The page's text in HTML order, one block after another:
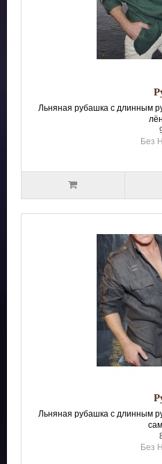
Льняная рубашка с длинным
Без
Льняная рубашка с длинным
Без